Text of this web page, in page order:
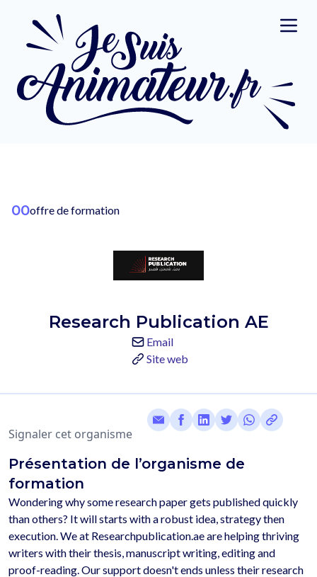
00offre de formation
Research Publication AE
Email
Site web
Signaler cet organisme
Présentation de l’organisme de
formation
Wondering why some research paper gets published quickly
than others? It will starts with a robust idea, strategy then
execution. We at Researchpublication.ae are helping thriving
writers with their thesis, manuscript writing, editing and
proof-reading. Our support doesn't ends unless their research